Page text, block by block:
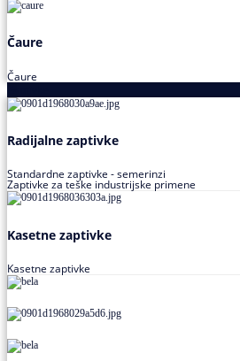
Čaure
Čaure
Radijalne zaptivke
Standardne zaptivke - semerinzi
Zaptivke za teške industrijske primene
Kasetne zaptivke
Kasetne zaptivke